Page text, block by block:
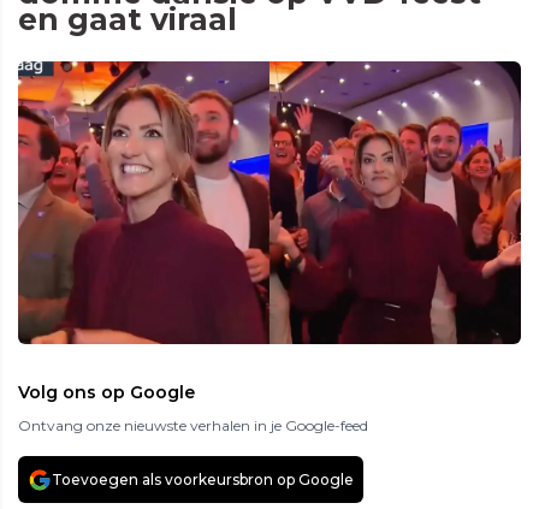
en gaat viraal
Volg ons op Google
Ontvang onze nieuwste verhalen in je Google-feed
Toevoegen als voorkeursbron op Google